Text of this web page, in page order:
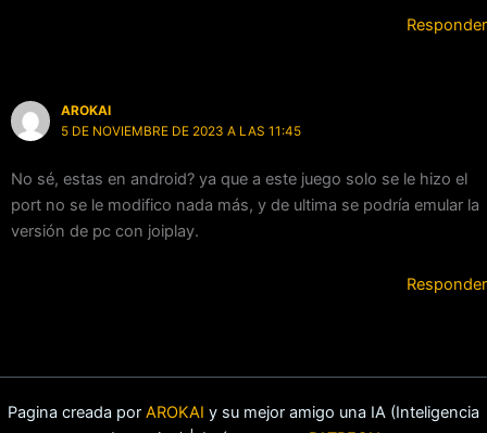
Responder
AROKAI
5 DE NOVIEMBRE DE 2023 A LAS 11:45
No sé, estas en android? ya que a este juego solo se le hizo el
port no se le modifico nada más, y de ultima se podría emular la
versión de pc con joiplay.
Responder
Pagina creada por AROKAI y su mejor amigo una IA (Inteligencia